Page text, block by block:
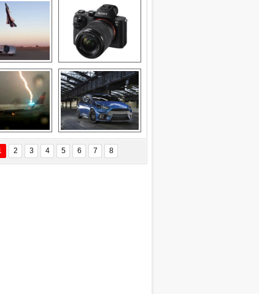
Vatan !
uçağı
gösteri
Sony Alpha 7R II ön
inceleme
uçağına
çarptı
Ford Focus RS
(2015)
2 3 4 5 6 7 8